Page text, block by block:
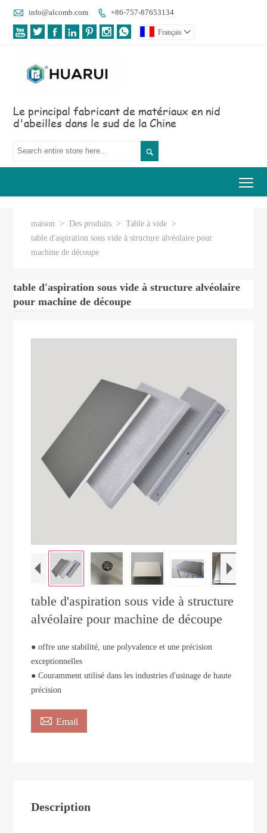
 info@alcomb.com  +86-757-87653134
       Français 
Le principal fabricant de matériaux en nid
d'abeilles dans le sud de la Chine

maison > Des produits > Table à vide >
table d'aspiration sous vide à structure alvéolaire pour
machine de découpe
table d'aspiration sous vide à structure alvéolaire
pour machine de découpe
table d'aspiration sous vide à structure
alvéolaire pour machine de découpe
● offre une stabilité, une polyvalence et une précision
exceptionnelles
● Couramment utilisé dans les industries d'usinage de haute
précision
 Email
Description